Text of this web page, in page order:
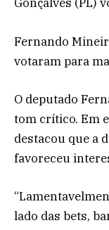
Gonçalves (PL)
Fernando
votaram para
O deputado
tom crítico. Em
destacou que a
favoreceu
lado das bets,